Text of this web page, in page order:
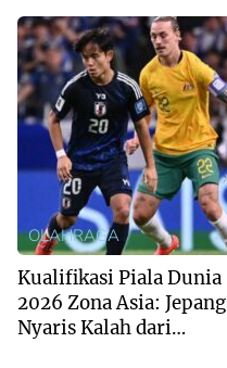
OLAHRAGA
Kualifikasi Piala Dunia
2026 Zona Asia: Jepang
Nyaris Kalah dari